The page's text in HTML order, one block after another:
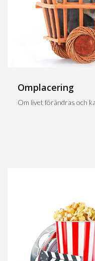
Omplacering
Om livet förändras och